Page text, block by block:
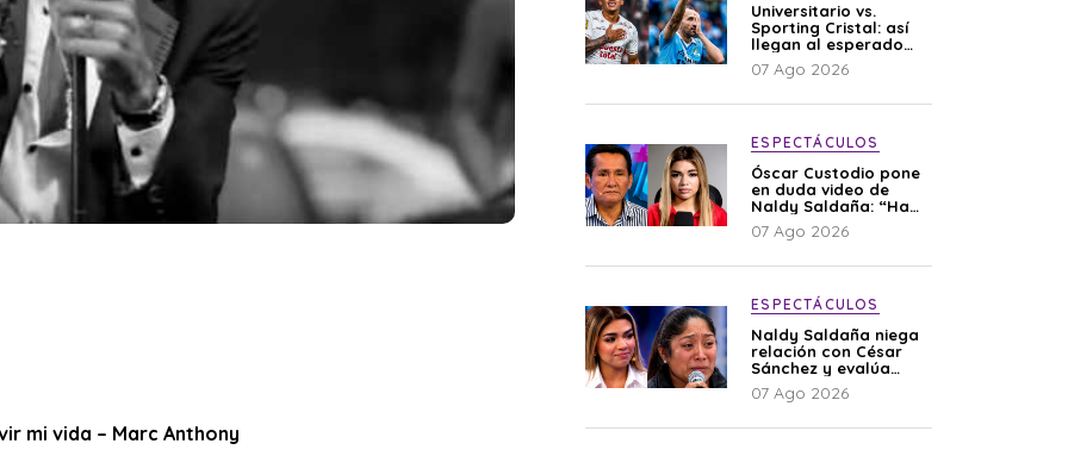
mi vida – Marc Anthony
Universitario vs.
Sporting Cristal: así
llegan al esperado
duelo
07 Ago 2026
ESPECTÁCULOS
Óscar Custodio pone
en duda video de
Naldy Saldaña: “Hay
cosas que de repente
se han editado”
07 Ago 2026
ESPECTÁCULOS
Naldy Saldaña niega
relación con César
Sánchez y evalúa
denunciar a su
esposa: “Es una
07 Ago 2026